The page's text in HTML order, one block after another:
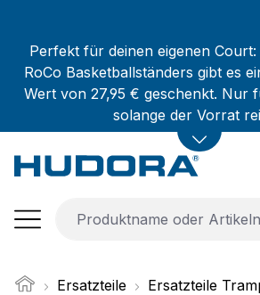
Perfekt für deinen eigenen Court:
RoCo Basketballständers gibt es
Wert von 27,95 € geschenkt. Nur
solange der Vorrat
Ersatzteile Ersatzteile